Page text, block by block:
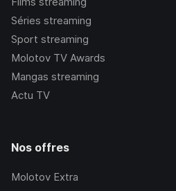
Séries streaming
Sport streaming
Molotov TV Awards
Mangas streaming
Actu TV
Nos offres
Molotov Extra